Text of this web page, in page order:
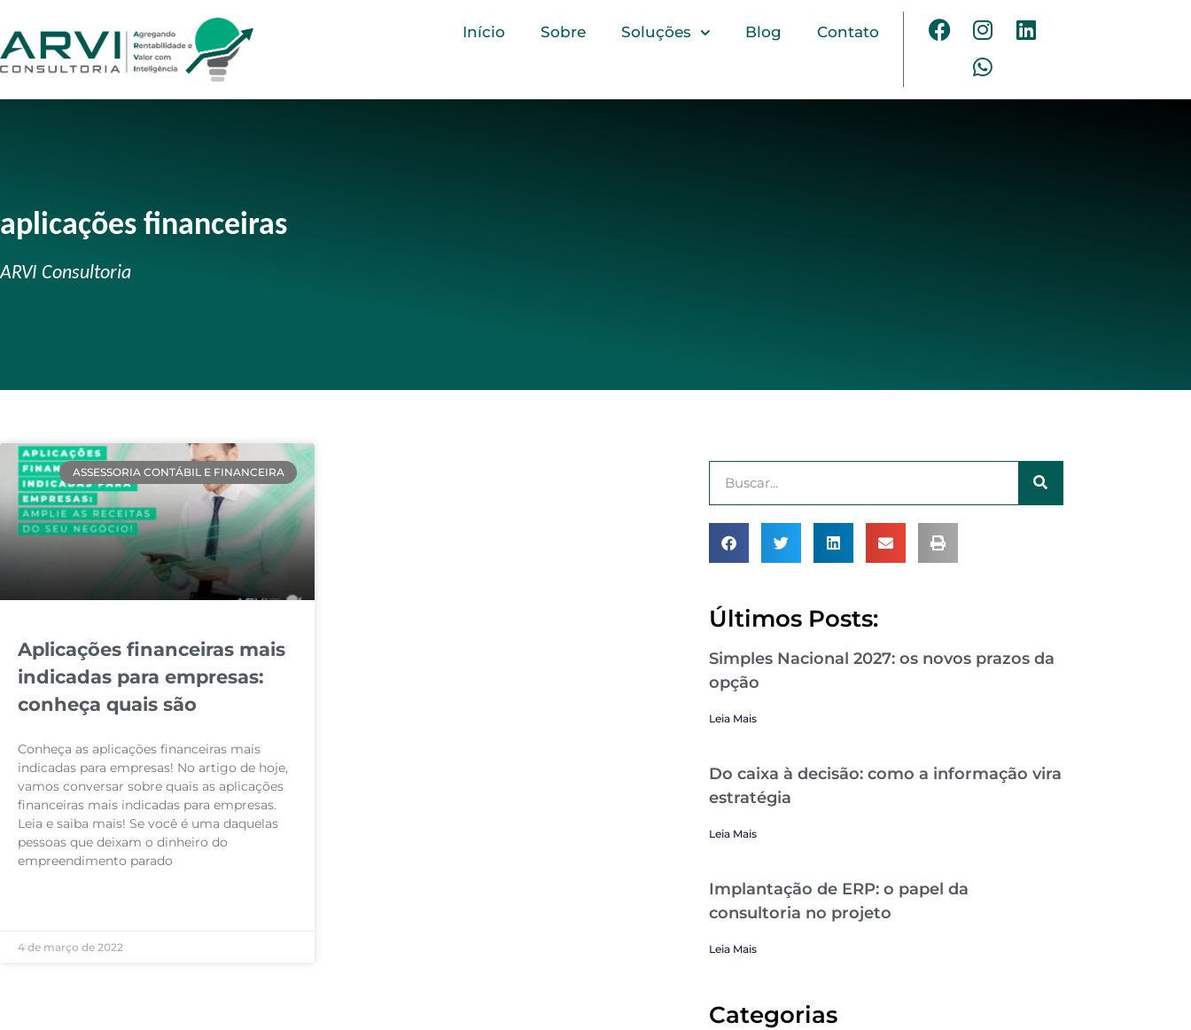
Início Sobre Soluções Blog Contato
aplicações financeiras
ARVI Consultoria
ASSESSORIA CONTÁBIL E FINANCEIRA
Aplicações financeiras mais
indicadas para empresas:
conheça quais são
Conheça as aplicações financeiras mais
indicadas para empresas! No artigo de hoje,
vamos conversar sobre quais as aplicações
financeiras mais indicadas para empresas.
Leia e saiba mais! Se você é uma daquelas
pessoas que deixam o dinheiro do
empreendimento parado
4 de março de 2022
Últimos Posts:
Simples Nacional 2027: os novos prazos da
opção
Leia Mais
Do caixa à decisão: como a informação vira
estratégia
Leia Mais
Implantação de ERP: o papel da
consultoria no projeto
Leia Mais
Categorias